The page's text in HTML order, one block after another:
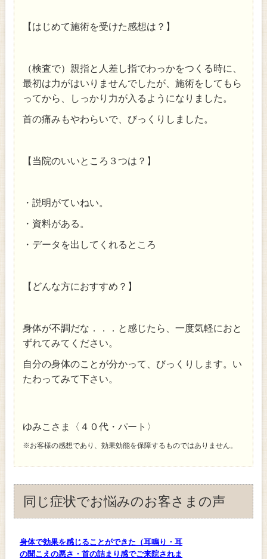
【はじめて施術を受けた感想は？】
（検査で）親指と人差し指でわっかをつくる時に、
最初は力がはいりませんでしたが、施術をしてもら
ってから、しっかり力が入るようになりました。
首の痛みもやわらいで、びっくりしました。
【当院のいいところ３つは？】
・説明がていねい。
・資料がある。
・データを出してくれるところ
【どんな方におすすめ？】
身体が不調だな．．．と感じたら、一度気軽におと
ずれてみてください。
自分の身体のことが分かって、びっくりします。い
たわってみて下さい。
ゆみこさま〈４０代・パート〉
※お客様の感想であり、効果効能を保障するものではありません。
同じ症状でお悩みのお客さまの声
身体で効果を感じることができた（耳鳴り・耳
の聞こえの悪さ・首の詰まり感でご来院されま